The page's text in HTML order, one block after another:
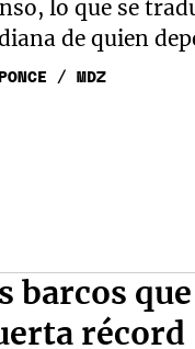
de quien
/ MDZ
barcos
récord